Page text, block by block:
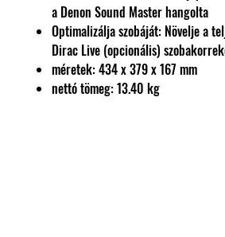
a Denon Sound Master hangolta
Optimalizálja szobáját: Növelje a
Dirac Live (opcionális)
méretek: 434 x 379 x 167 mm
nettó tömeg: 13.40 kg